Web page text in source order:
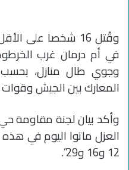
وقُتل 16 شخصا على
في أم درمان غرب
وجوي طال منازل،
المعارك بين الجيش
العزل ماتوا اليوم في هذه
12 و16 و29”.